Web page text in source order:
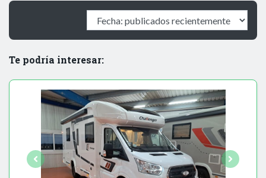
Te podría interesar: